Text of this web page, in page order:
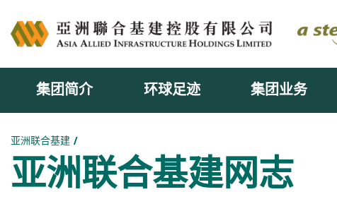
集团简介 环球足迹 集团业务
亚洲联合基建
亚洲联合基建网志